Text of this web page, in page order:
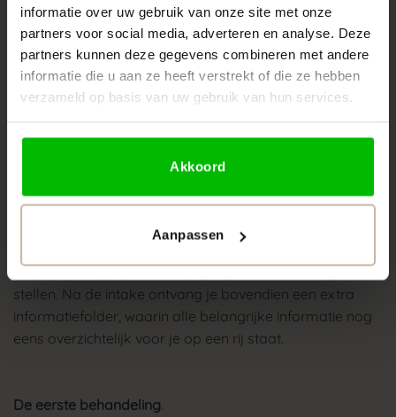
informatie over uw gebruik van onze site met onze
partners voor social media, adverteren en analyse. Deze
partners kunnen deze gegevens combineren met andere
informatie die u aan ze heeft verstrekt of die ze hebben
verzameld op basis van uw gebruik van hun services.
Akkoord
Aanpassen
De laserbehandeling voor de bikinilijn begint met een
vrijblijvende intake op onze locatie in Groningen of
Leeuwarden. Tijdens dit consult nemen onze specialisten
uitgebreid de tijd om uit te leggen wat het laseren van de
bikinilijn precies inhoudt, hoe de behandeling verloopt en welk
Daarna analyseren we jouw huid- en haartype. Op basis
behandelplan op dat volledig is afgestemd op jouw
huidconditie, situatie en wensen. Zo werken we gericht en
er tijdens het gesprek volop gelegenheid om vragen te
stellen. Na de intake ontvang je bovendien een extra
informatiefolder, waarin alle belangrijke informatie nog
eens overzichtelijk voor je op een rij staat.
De eerste behandeling.